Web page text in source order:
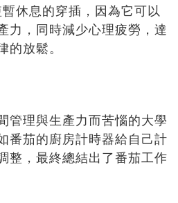
休息的穿插，因為它可以
力，同時減少心理疲勞，達
的放鬆。
管理與生產力而苦惱的大學
番茄的廚房計時器給自己計
整，最終總結出了番茄工作